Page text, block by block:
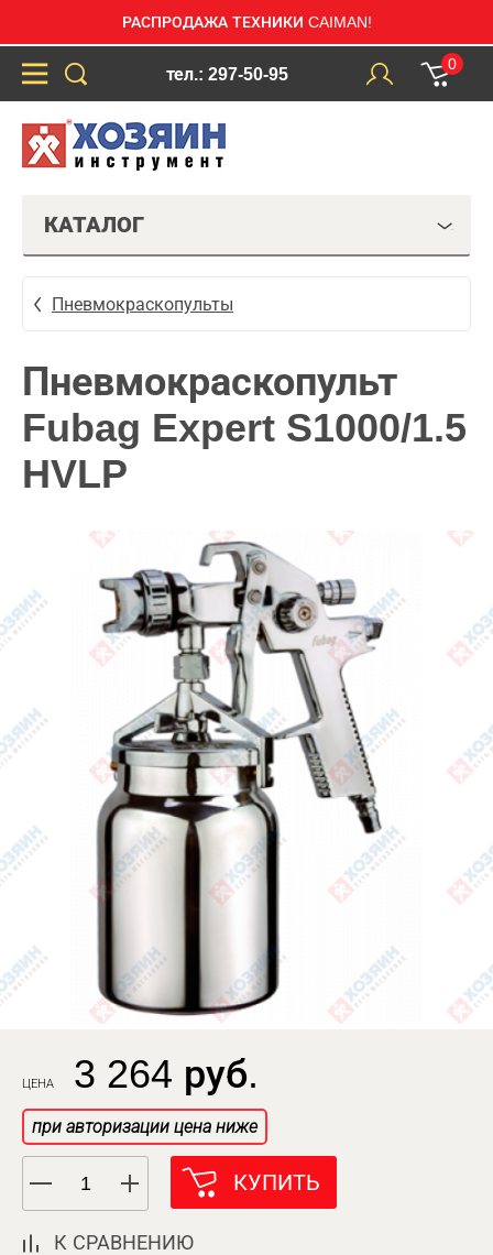
РАСПРОДАЖА ТЕХНИКИ CAIMAN!
тел.: 297-50-95
0
КАТАЛОГ
Пневмокраскопульты
Пневмокраскопульт
Fubag Expert S1000/1.5
HVLP
ЦЕНА 3 264 руб.
при авторизации цена ниже
КУПИТЬ
К СРАВНЕНИЮ